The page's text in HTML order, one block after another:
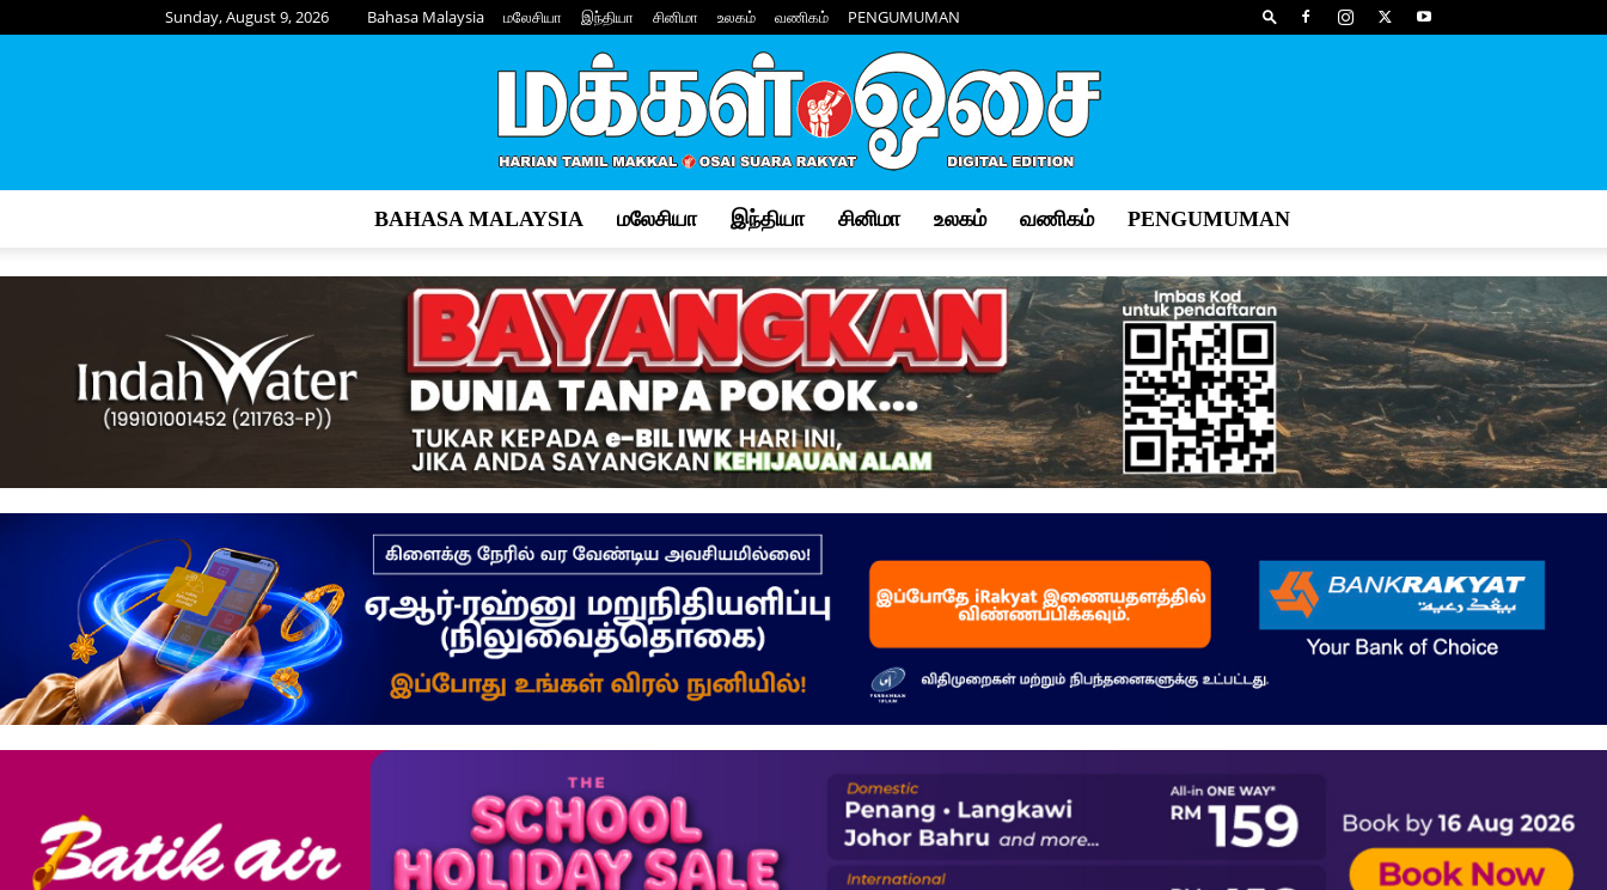
Sunday, August 9, 2026 Bahasa Malaysia மலேசியா இந்தியா சினிமா உலகம் வணிகம் PENGUMUMAN
Osai
–
மக்கள்
BAHASA MALAYSIA மலேசியா இந்தியா சினிமா உலகம் வணிகம் PENGUMUMAN